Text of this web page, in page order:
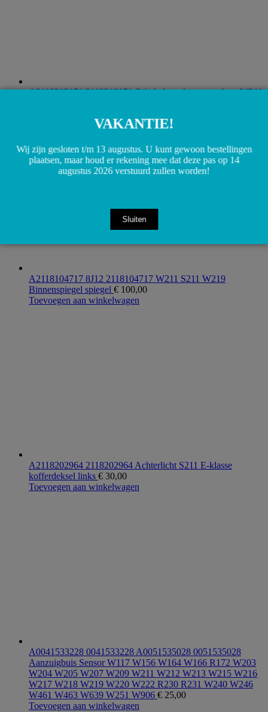
A2118213151 2118213151 Schakelaar alarm wegsleep W211
A2118104717 8J12 2118104717 W211 S211 W219
Binnenspiegel spiegel € 100,00
Toevoegen aan winkelwagen
A2118202964 2118202964 Achterlicht S211 E-klasse
kofferdeksel links € 30,00
Toevoegen aan winkelwagen
A0041533228 0041533228 A0051535028 0051535028
Aanzuigbuis Sensor W117 W156 W164 W166 R172 W203
W204 W205 W207 W209 W211 W212 W213 W215 W216
W217 W218 W219 W220 W222 R230 R231 W240 W246
W461 W463 W639 W251 W906 € 25,00
Toevoegen aan winkelwagen
VAKANTIE!
Wij zijn gesloten t/m 13 augustus. U kunt gewoon bestellingen
plaatsen, maar houd er rekening mee dat deze pas op 14
augustus 2026 verstuurd zullen worden!
Sluiten